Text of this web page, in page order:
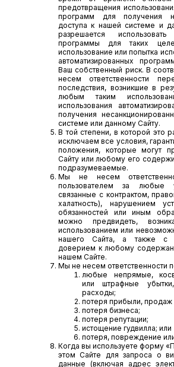
предотвращения
программ для получения
доступа к нашей системе и
разрешается использовать
программы для таких
использование или попытка
автоматизированных
Ваш собственный риск. В
несем ответственности
последствия, возникшие в
любым таким
использования
получения
системе или данному Сайту.
В той степени, в которой это
исключаем все условия,
положения, которые могут
Сайту или любому его
подразумеваемые.
Мы не несем
пользователем за любые
связанные с контрактом,
халатность), нарушением
обязанностей или иным
можно предвидеть,
использованием или
нашего Сайта, а также с
доверием к любому
нашем Сайте.
Мы не несем ответственности
любые непрямые,
или штрафные
расходы;
потеря прибыли, продаж
потеря бизнеса;
потеря репутации;
истощение гудвилла; или
потеря, повреждение
Когда вы используете форму
этом Сайте для запроса о
данные (включая адрес